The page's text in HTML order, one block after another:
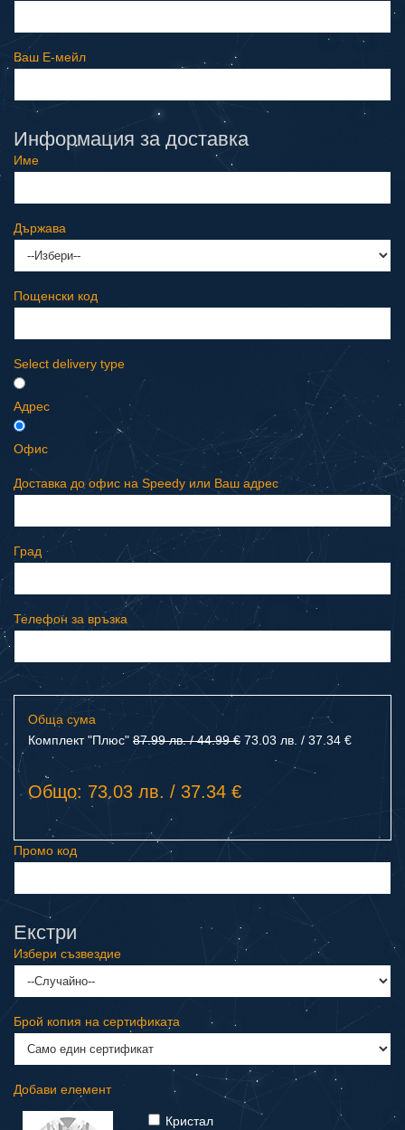
Ваш E-мeйл
Информация за доставка
Име
Държава
Пощенски код
Select delivery type
Адрес
Офис
Доставка до офис на Speedy или Ваш адрес
Град
Телефон за връзка
Обща сума
Комплект "Плюс" 87.99 лв. / 44.99 € 73.03 лв. / 37.34 €
Общо: 73.03 лв. / 37.34 €
Промо код
Екстри
Избери съзвездие
Брой копия на сертификата
Добави елемент
Кристал